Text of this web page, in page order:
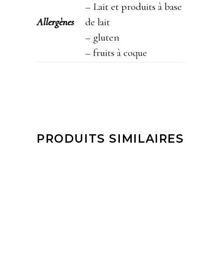
Allergènes
– Lait et produits à base
de lait
– gluten
– fruits à coque
PRODUITS SIMILAIRES